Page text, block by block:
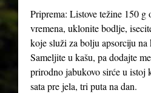
Priprema: Listove težine 150
vremena, uklonite bodlje,
koje služi za bolju apsorciju
Sameljite u kašu, pa dodajte
prirodno jabukovo sirće u istoj
sata pre jela, tri puta na dan.